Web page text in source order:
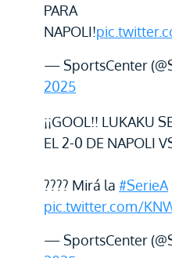
PARA
NAPOLI!
— SportsCenter
2025
¡¡GOOL!! LUKAKU
EL 2-0 DE NAPOLI
???? Mirá la #SerieA
pic.twitter.com/
— SportsCenter